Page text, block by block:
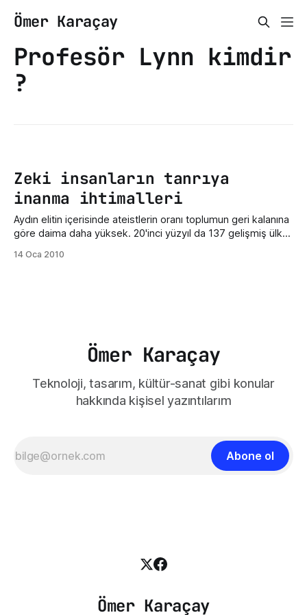
Ömer Karaçay
Profesör Lynn kimdir
?
Zeki insanların tanrıya
inanma ihtimalleri
Aydın elitin içerisinde ateistlerin oranı toplumun geri kalanına
göre daima daha yüksek. 20'inci yüzyıl da 137 gelişmiş ülke
ancak buna paralel olarak tanrıya inancın da zayıfladığı
14 Oca 2010
Ömer Karaçay
Teknoloji, tasarım, kültür-sanat gibi konular
hakkında kişisel yazıntılarım
Abone ol
Ömer Karaçay